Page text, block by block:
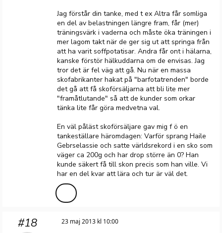
Jag förstår din tanke, med t ex Altra får somliga
en del av belastningen längre fram, får (mer)
träningsvärk i vaderna och måste öka träningen i
mer lagom takt när de ger sig ut att springa från
att ha varit soffpotatisar. Andra får ont i hälarna,
kanske förstör hälkuddarna om de envisas. Jag
tror det är fel väg att gå. Nu när en massa
skofabrikanter hakat på "barfotatrenden" borde
det gå att få skoförsäljarna att bli lite mer
"framåtlutande" så att de kunder som orkar
tänka lite får göra medvetna val.
En väl påläst skoförsäljare gav mig f ö en
tankeställare häromdagen: Varför sprang Haile
Gebrselassie och satte världsrekord i en sko som
väger ca 200g och har drop större än 0? Han
kunde säkert få till skon precis som han ville. Vi
har en del kvar att lära och tur är väl det.
#18 23 maj 2013 kl 10:00